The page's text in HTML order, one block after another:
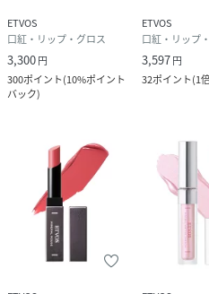
オレンジ果皮油、フェノキシエ
シリカ
カメリアレッド：(+/-)カオリ
フロゴパイト、酸化スズ、酸化
酸化チタン、酸化鉄、シリカ
ハニーテラコッタ：(+/-)酸化
化Al
ベイクドマロン：(+/-)グンジ
ダスティピンク：(+/-)グンジ
ETVOS
口紅・リップ・グロス
3,300円
300ポイント(10%ポイント
バック)
ETVOS
口紅・リップ
3,597円
32ポイント(1